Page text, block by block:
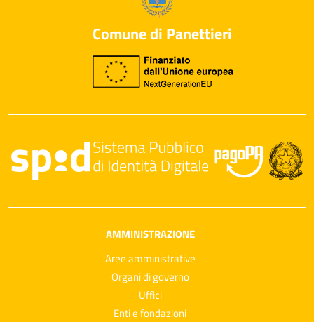
Comune di Panettieri
AMMINISTRAZIONE
Aree amministrative
Organi di governo
Uffici
Enti e fondazioni